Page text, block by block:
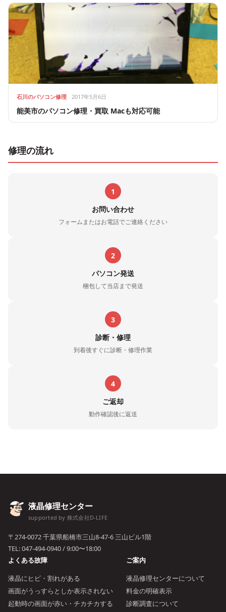
石川のパソコン修理 2017年5月6日
能美市のパソコン修理・買取 Macも対応可能
修理の流れ
1
お問い合わせ
フォームまたはお電話でご連絡ください
2
パソコン発送
梱包して当店まで発送
3
診断・修理
到着後すぐに診断・修理作業
4
ご返却
動作確認後に返送
液晶修理センター
supported by 株式会社D-LIFE
〒274-0072 千葉県船橋市三山8-47-6 三山ビル1階
TEL:047-494-0940/ 9:00〜18:00
よくある故障
液晶にヒビ・割れがある
画面がうっすらとしか表示されない
起動時の画面が赤い・チカチカする
ご案内
液晶修理センターについて
料金の明確表示
診断調査について